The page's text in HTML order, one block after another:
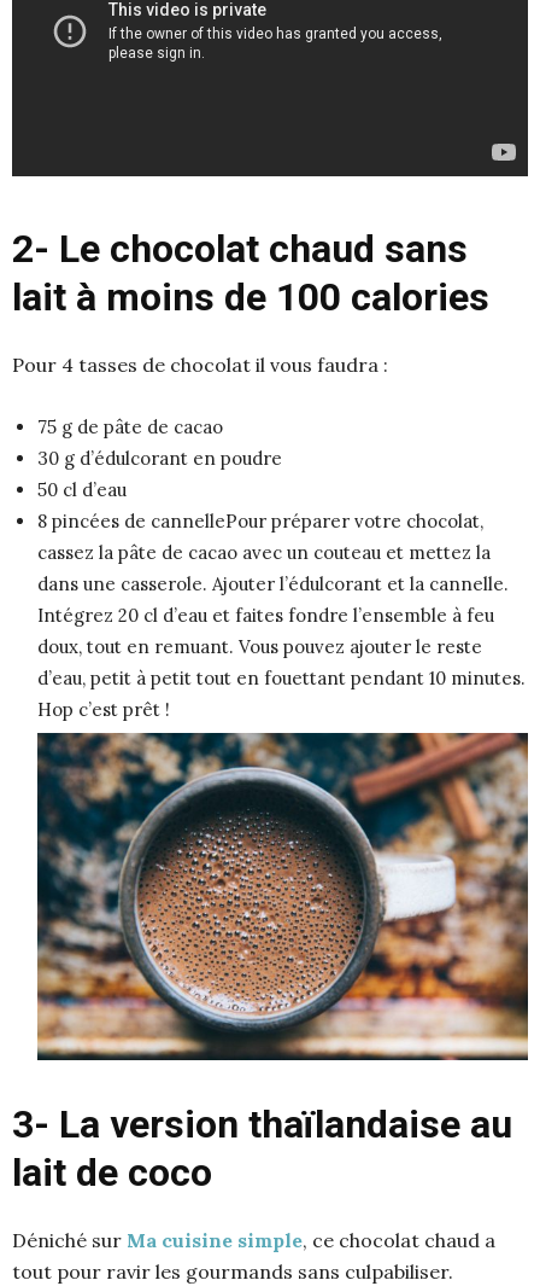
2- Le chocolat chaud sans
lait à moins de 100 calories
Pour 4 tasses de chocolat il vous faudra :
75 g de pâte de cacao
30 g d’édulcorant en poudre
50 cl d’eau
8 pincées de cannellePour préparer votre chocolat,
cassez la pâte de cacao avec un couteau et mettez la
dans une casserole. Ajouter l’édulcorant et la cannelle.
Intégrez 20 cl d’eau et faites fondre l’ensemble à feu
doux, tout en remuant. Vous pouvez ajouter le reste
d’eau, petit à petit tout en fouettant pendant 10 minutes.
Hop c’est prêt !
3- La version thaïlandaise au
lait de coco
Déniché sur Ma cuisine simple, ce chocolat chaud a
tout pour ravir les gourmands sans culpabiliser.